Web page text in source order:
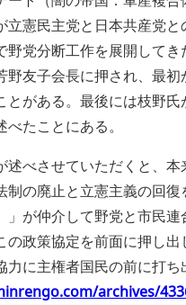
立憲民主党と日本共産党と
野党分断工作を展開してき
野友子会長に押され、最初
とがある。最後には枝野氏
たことにある。
述べさせていただくと、本
制の廃止と立憲主義の回復
」が仲介して野党と市民連
の政策協定を前面に押し出
力に主権者国民の前に打ち
archives/